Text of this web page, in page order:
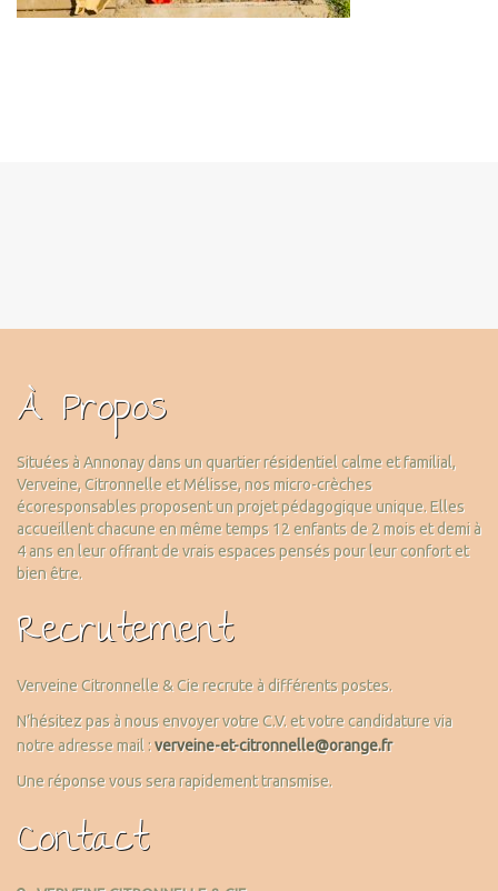
À Propos
Situées à Annonay dans un quartier résidentiel calme et familial,
Verveine, Citronnelle et Mélisse, nos micro-crèches
écoresponsables proposent un projet pédagogique unique. Elles
accueillent chacune en même temps 12 enfants de 2 mois et demi à
4 ans en leur offrant de vrais espaces pensés pour leur confort et
bien être.
Recrutement
Verveine Citronnelle & Cie recrute à différents postes.
N’hésitez pas à nous envoyer votre C.V. et votre candidature via
notre adresse mail :verveine-et-citronnelle@orange.fr
Une réponse vous sera rapidement transmise.
Contact